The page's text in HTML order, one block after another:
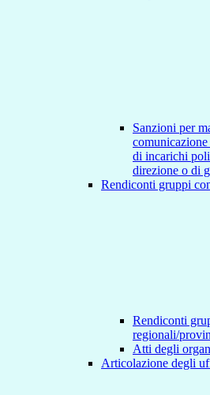
Sanzioni per
di incarichi
direzione o di
Rendiconti gruppi
Rendiconti
regionali/
Atti degli
Articolazione degli